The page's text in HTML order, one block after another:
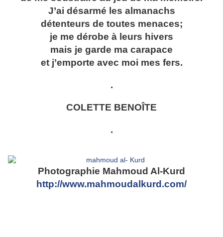
J’ai désarmé les almanachs
détenteurs de toutes menaces;
je me dérobe à leurs hivers
mais je garde ma carapace
et j’emporte avec moi mes fers.
.
COLETTE BENOÎTE
.
Photographie Mahmoud Al-Kurd
http://www.mahmoudalkurd.com/